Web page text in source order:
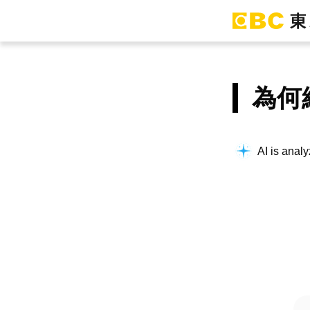
為何
AI is